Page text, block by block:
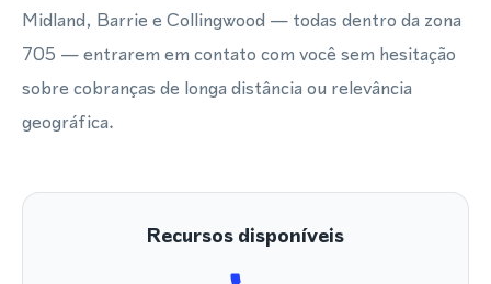
Midland, Barrie e Collingwood — todas dentro da zona
705 — entrarem em contato com você sem hesitação
sobre cobranças de longa distância ou relevância
geográfica.
Recursos disponíveis